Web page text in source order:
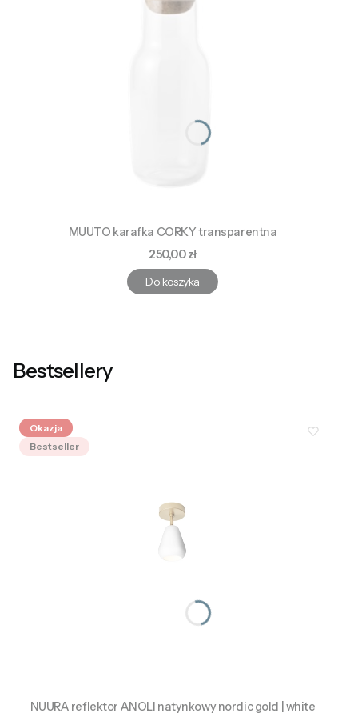
MUUTO karafka CORKY transparentna
Cena
250,00 zł
Do koszyka
Bestsellery
Okazja
Bestseller
NUURA reflektor ANOLI natynkowy nordic gold | white